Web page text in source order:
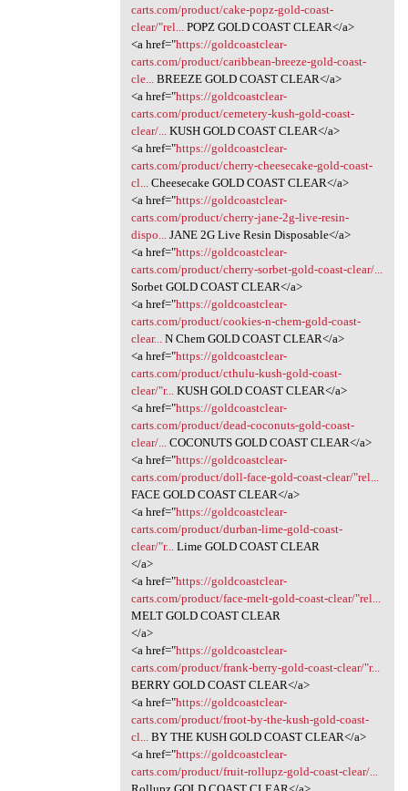
carts.com/product/cake-popz-gold-coast-
clear/"rel...
POPZ GOLD COAST CLEAR</a>
<a href="https://goldcoastclear-
carts.com/product/caribbean-breeze-gold-coast-
cle...
BREEZE GOLD COAST CLEAR</a>
<a href="https://goldcoastclear-
carts.com/product/cemetery-kush-gold-coast-
clear/...
KUSH GOLD COAST CLEAR</a>
<a href="https://goldcoastclear-
carts.com/product/cherry-cheesecake-gold-coast-
cl...
Cheesecake GOLD COAST CLEAR</a>
<a href="https://goldcoastclear-
carts.com/product/cherry-jane-2g-live-resin-
dispo...
JANE 2G Live Resin Disposable</a>
<a href="https://goldcoastclear-
carts.com/product/cherry-sorbet-gold-coast-clear/...
Sorbet GOLD COAST CLEAR</a>
<a href="https://goldcoastclear-
carts.com/product/cookies-n-chem-gold-coast-
clear...
N Chem GOLD COAST CLEAR</a>
<a href="https://goldcoastclear-
carts.com/product/cthulu-kush-gold-coast-
clear/"r...
KUSH GOLD COAST CLEAR</a>
<a href="https://goldcoastclear-
carts.com/product/dead-coconuts-gold-coast-
clear/...
COCONUTS GOLD COAST CLEAR</a>
<a href="https://goldcoastclear-
carts.com/product/doll-face-gold-coast-clear/"rel...
FACE GOLD COAST CLEAR</a>
<a href="https://goldcoastclear-
carts.com/product/durban-lime-gold-coast-
clear/"r...
Lime GOLD COAST CLEAR
</a>
<a href="https://goldcoastclear-
carts.com/product/face-melt-gold-coast-clear/"rel...
MELT GOLD COAST CLEAR
</a>
<a href="https://goldcoastclear-
carts.com/product/frank-berry-gold-coast-clear/"r...
BERRY GOLD COAST CLEAR</a>
<a href="https://goldcoastclear-
carts.com/product/froot-by-the-kush-gold-coast-
cl...
BY THE KUSH GOLD COAST CLEAR</a>
<a href="https://goldcoastclear-
carts.com/product/fruit-rollupz-gold-coast-clear/...